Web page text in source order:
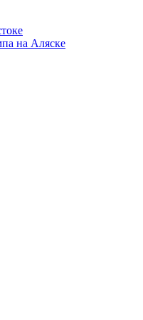
на Аляске